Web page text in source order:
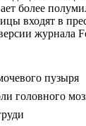
более
входят в
журнала
пузыря
головного